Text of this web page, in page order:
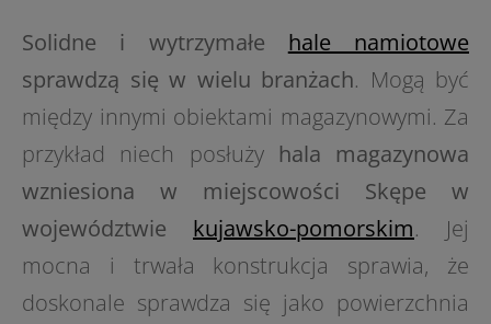
Solidne i wytrzymałe hale namiotowe
sprawdzą się w wielu branżach. Mogą być
między innymi obiektami magazynowymi. Za
przykład niech posłuży hala magazynowa
wzniesiona w miejscowości Skępe w
województwie kujawsko-pomorskim. Jej
mocna i trwała konstrukcja sprawia, że
doskonale sprawdza się jako powierzchnia